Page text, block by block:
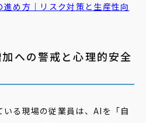
め方｜リスク対策と生産性向
への警戒と心理的安全
る現場の従業員は、AIを「自